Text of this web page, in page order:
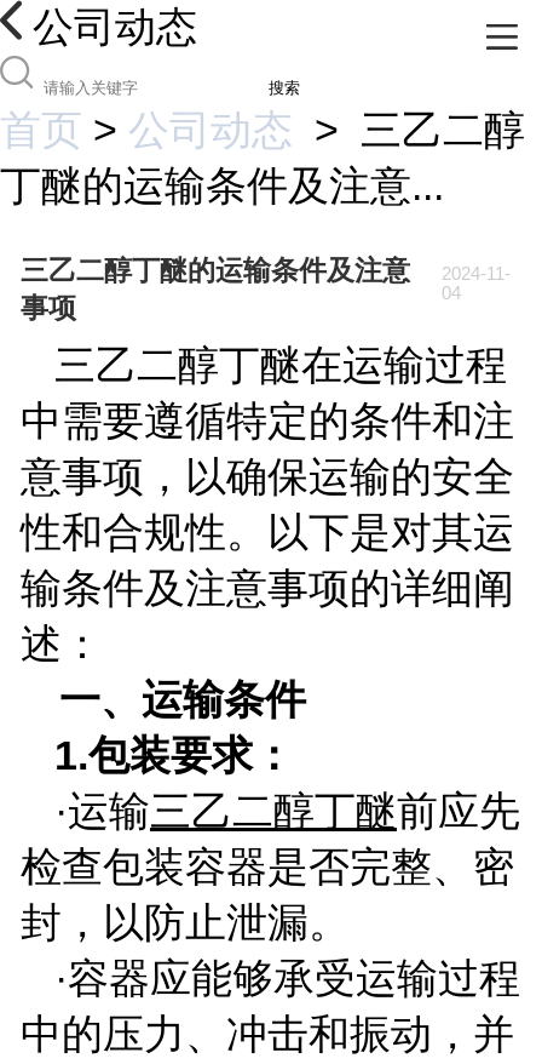
公司动态
搜索
首页 > 公司动态 > 三乙二醇
丁醚的运输条件及注意...
三乙二醇丁醚的运输条件及注意
事项
2024-11-
04
三乙二醇丁醚在运输过程
中需要遵循特定的条件和注
意事项，以确保运输的安全
性和合规性。以下是对其运
输条件及注意事项的详细阐
述：
一、运输条件
1.包装要求：
·运输三乙二醇丁醚前应先
检查包装容器是否完整、密
封，以防止泄漏。
·容器应能够承受运输过程
中的压力、冲击和振动，并